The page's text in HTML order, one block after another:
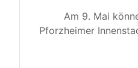
Am 9. Mai
Pforzheimer